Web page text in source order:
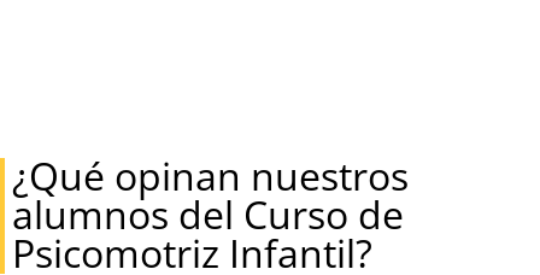
¿Qué opinan nuestros
alumnos del Curso de
Psicomotriz Infantil?